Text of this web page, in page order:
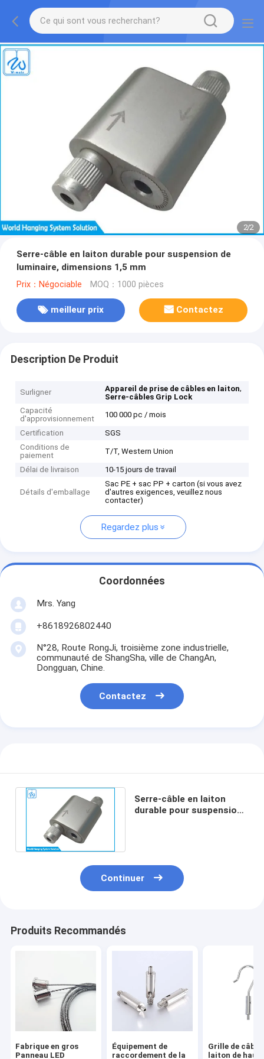
2/2
Serre-câble en laiton durable pour suspension de
luminaire, dimensions 1,5 mm
Prix：Négociable MOQ：1000 pièces
meilleur prix Contactez
Description De Produit
Surligner Appareil de prise de câbles en laiton,
Serre-câbles Grip Lock
Capacité
d'approvisionnement
100 000 pc / mois
Certification
SGS
Conditions de
paiement
T/T, Western Union
Délai de livraison 10-15 jours de travail
Détails d'emballage
Sac PE + sac PP + carton (si vous avez
d'autres exigences, veuillez nous
contacter)
Regardez plus
Coordonnées
Mrs. Yang
+8618926802440
N°28, Route RongJi, troisième zone industrielle,
communauté de ShangSha, ville de ChangAn,
Dongguan, Chine.
Contactez
Serre-câble en laiton
durable pour suspension
Continuer
Produits Recommandés
Fabrique en gros
Panneau LED
Équipement de
raccordement de la
Grille de câble
laiton de